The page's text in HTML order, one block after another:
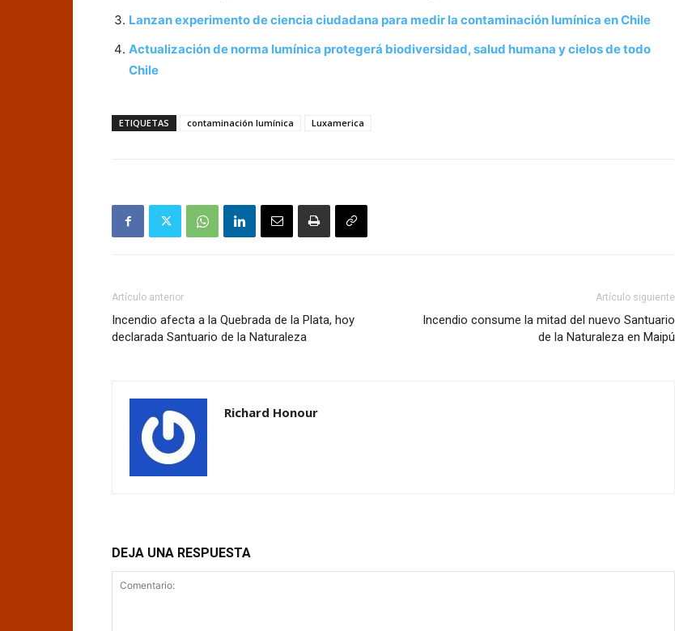
Lanzan experimento de ciencia ciudadana para medir la contaminación lumínica en Chile
Actualización de norma lumínica protegerá biodiversidad, salud humana y cielos de todo
Chile
ETIQUETAS contaminación lumínica Luxamerica
Artículo anterior
Incendio afecta a la Quebrada de la Plata, hoy
declarada Santuario de la Naturaleza
Artículo siguiente
Incendio consume la mitad del nuevo Santuario
de la Naturaleza en Maipú
Richard Honour
DEJA UNA RESPUESTA